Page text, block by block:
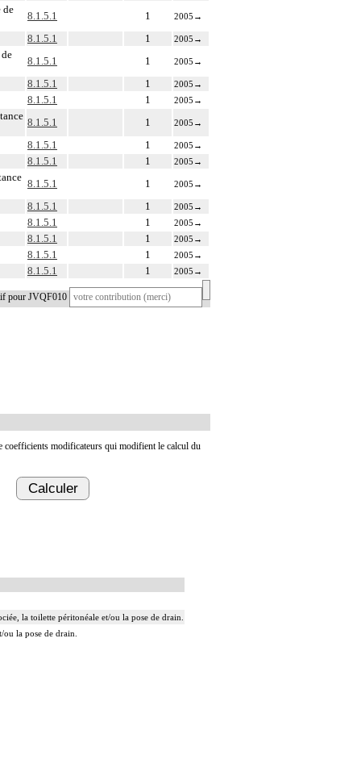
de
8.1.5.1 1 2005 →
8.1.5.1 1 2005 →
8.1.5.1 1 2005 →
8.1.5.1 1 2005 →
8.1.5.1 1 2005 →
8.1.5.1 1 2005 →
8.1.5.1 1 2005 →
8.1.5.1 1 2005 →
8.1.5.1 1 2005 →
8.1.5.1 1 2005 →
8.1.5.1 1 2005 →
8.1.5.1 1 2005 →
8.1.5.1 1 2005 →
8.1.5.1 1 2005 →
pour JVQF010
coefficients modificateurs qui modifient le calcul du
Calculer
la toilette péritonéale et/ou la pose de drain.
la pose de drain.